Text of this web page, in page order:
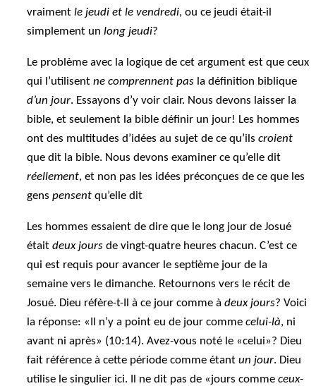
vraimentle jeudi et le vendredi, ou ce jeudi était-il
simplement unlong jeudi?
Le problème avec la logique de cet argument est que ceux
qui l’utilisentne comprennent pas la définition biblique
d’un jour. Essayons d’y voir clair. Nous devons laisser la
bible, et seulement la bible définir un jour! Les hommes
ont des multitudes d’idées au sujet de ce qu’ilscroient
que dit la bible. Nous devons examiner ce qu’elle dit
réellement, et non pas les idées préconçues de ce que les
genspensent qu’elle dit
Les hommes essaient de dire que le long jour de Josué
étaitdeux jours de vingt-quatre heures chacun. C’est ce
qui est requis pour avancer le septième jour de la
semaine vers le dimanche. Retournons vers le récit de
Josué. Dieu réfère-t-Il à ce jour comme àdeux jours? Voici
la réponse: «Il n’y a point eu de jour commecelui-là, ni
avant ni après» (10:14). Avez-vous noté le «celui»? Dieu
fait référence à cette période comme étantun jour. Dieu
utilise le singulier ici. Il ne dit pas de «jours commeceux-